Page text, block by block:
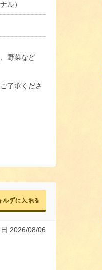
ル）
野菜など
了承くださ
2026/08/06